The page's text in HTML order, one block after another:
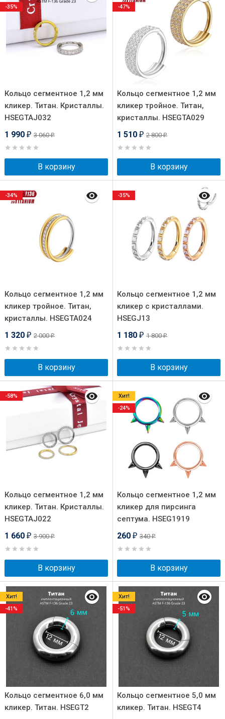
Кольцо сегментное 1,2 мм
кликер. Титан. Кристаллы.
HSEGTAJ032
1 990 ₽ 3 060₽
В корзину
-35%
Кольцо сегментное 1,2 мм
кликер тройное. Титан,
кристаллы. HSEGTA029
1 510 ₽ 2 800₽
В корзину
-47%
Кольцо сегментное 1,2 мм
кликер тройное. Титан,
кристаллы. HSEGTA024
1 320 ₽ 2 000₽
В корзину
-34%
Кольцо сегментное 1,2 мм
кликер с кристаллами.
HSEGJ13
1 180 ₽ 1 800₽
В корзину
-35%
Кольцо сегментное 1,2 мм
кликер. Титан. Кристаллы.
HSEGTAJ022
1 660 ₽ 3 900₽
В корзину
-58%
Кольцо сегментное 1,2 мм
кликер для пирсинга
септума. HSEG1919
260 ₽ 340₽
В корзину
Хит!
-24%
Кольцо сегментное 6,0 мм
кликер. Титан. HSEGT2
Хит!
-41%
Кольцо сегментное 5,0 мм
кликер. Титан. HSEGT4
Хит!
-51%